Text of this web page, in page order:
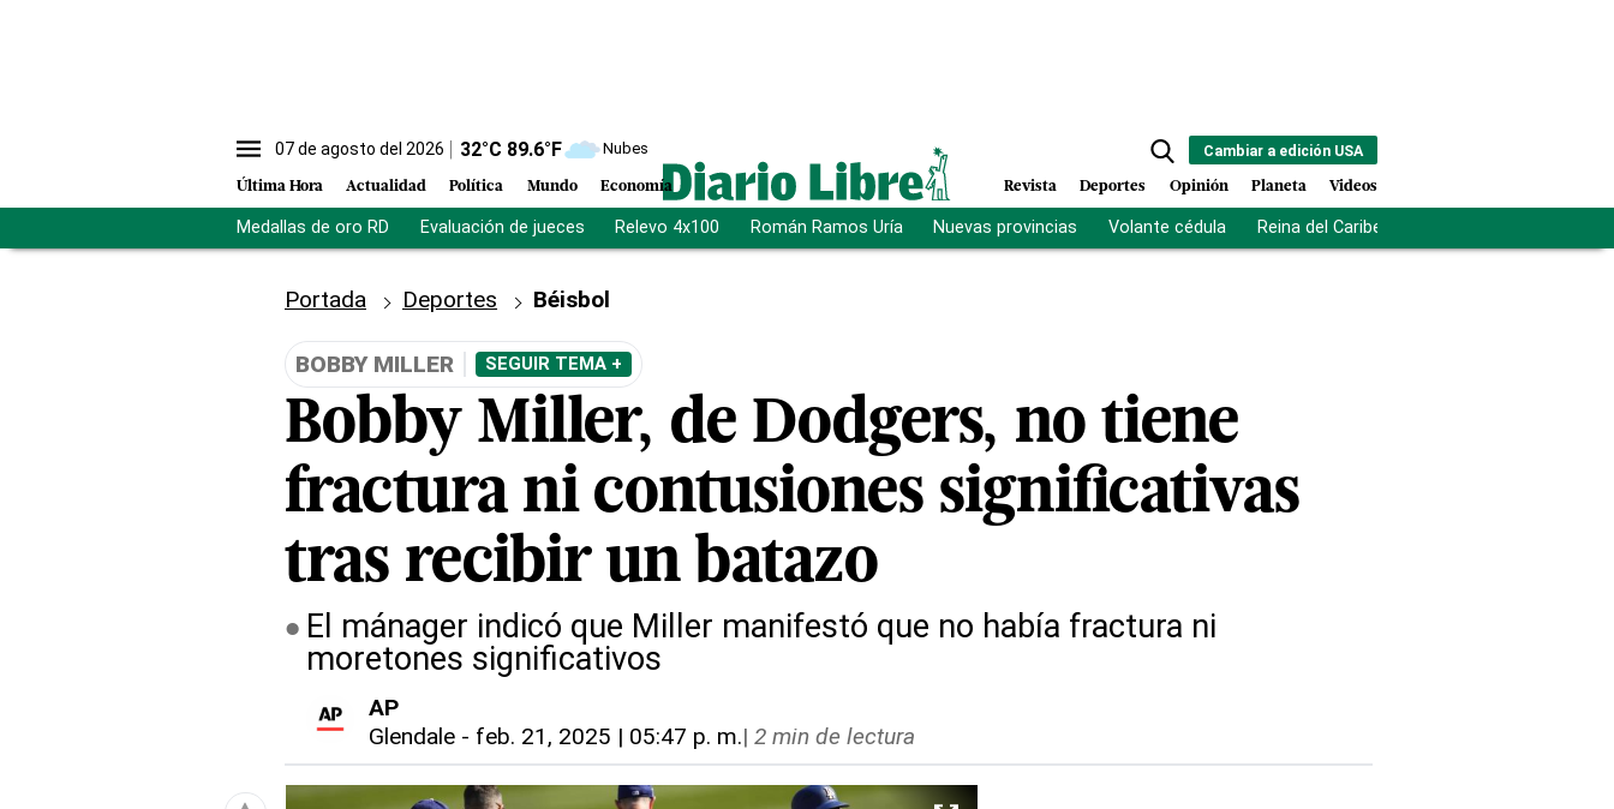
07 de agosto del 2026 32°C 89.6°F Nubes
Última Hora Actualidad Política Mundo Economía
Cambiar a edición USA
Revista Deportes Opinión Planeta Videos
Medallas de oro RD Evaluación de jueces Relevo 4x100 Román Ramos Uría Nuevas provincias Volante cédula Reina del Caribe
Portada Deportes Béisbol
BOBBY MILLER SEGUIR TEMA +
Bobby Miller, de Dodgers, no tiene
fractura ni contusiones significativas
tras recibir un batazo
El mánager indicó que Miller manifestó que no había fractura ni
moretones significativos
AP
Glendale - feb. 21, 2025 | 05:47 p. m.| 2 min de lectura